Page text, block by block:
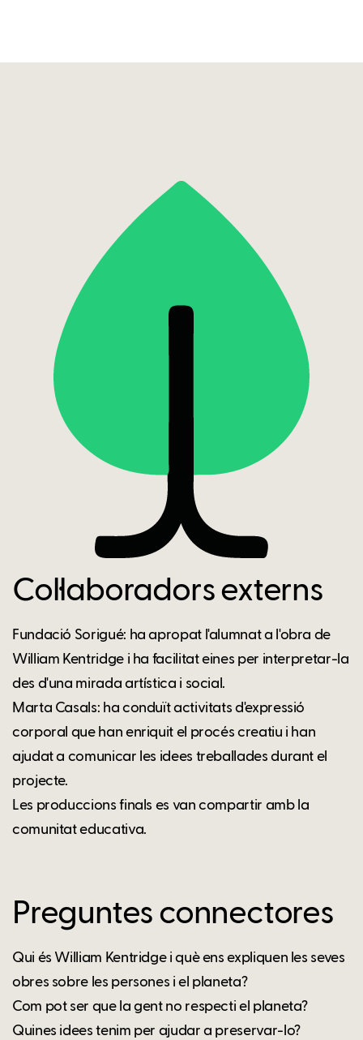
Col·laboradors externs
Fundació Sorigué: ha apropat l'alumnat a l'obra de
William Kentridge i ha facilitat eines per interpretar-la
des d'una mirada artística i social.
Marta Casals: ha conduït activitats d'expressió
corporal que han enriquit el procés creatiu i han
ajudat a comunicar les idees treballades durant el
projecte.
Les produccions finals es van compartir amb la
comunitat educativa.
Preguntes connectores
Qui és William Kentridge i què ens expliquen les seves
obres sobre les persones i el planeta?
Com pot ser que la gent no respecti el planeta?
Quines idees tenim per ajudar a preservar-lo?